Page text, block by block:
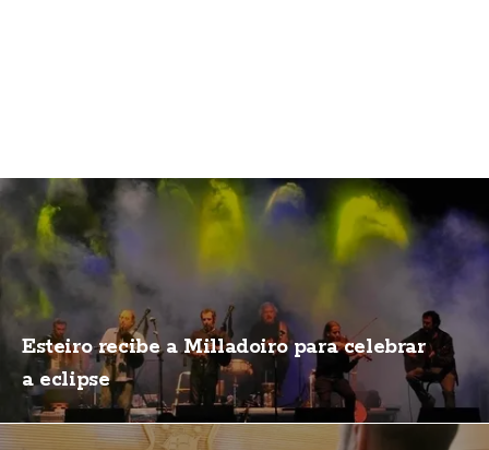
Esteiro recibe a Milladoiro para celebrar
a eclipse